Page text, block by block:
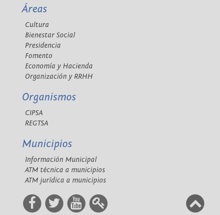
Áreas
Cultura
Bienestar Social
Presidencia
Fomento
Economía y Hacienda
Organización y RRHH
Organismos
CIPSA
REGTSA
Municipios
Información Municipal
ATM técnica a municipios
ATM jurídica a municipios